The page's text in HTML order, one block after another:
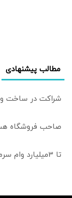
مطالب پیشنهادی
شراکت در ساخت و ساز
صاحب فروشگاه هستی؟ وام تا ۳
تا 3میلیارد وام سرمایه در گردش فروشندگان